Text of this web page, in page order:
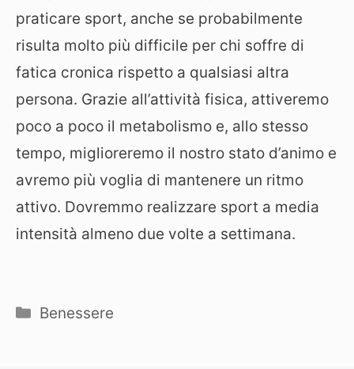
praticare sport, anche se probabilmente
risulta molto più difficile per chi soffre di
fatica cronica rispetto a qualsiasi altra
persona. Grazie all’attività fisica, attiveremo
poco a poco il metabolismo e, allo stesso
tempo, miglioreremo il nostro stato d’animo e
avremo più voglia di mantenere un ritmo
attivo. Dovremmo realizzare sport a media
intensità almeno due volte a settimana.
Categorie
Benessere